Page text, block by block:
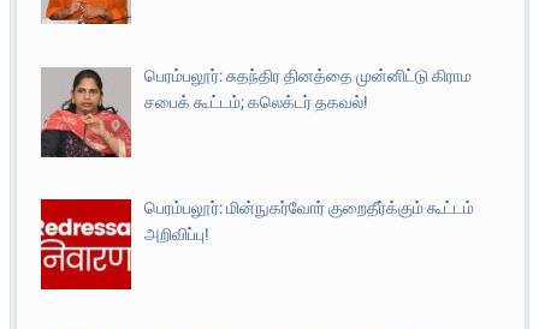
பெரம்பலூர்: சுதந்திர தினத்தை முன்னிட்டு கிராம
சபைக் கூட்டம்; கலெக்டர் தகவல்!
பெரம்பலூர்: மின்நுகர்வோர் குறைதீர்க்கும் கூட்டம்
அறிவிப்பு!